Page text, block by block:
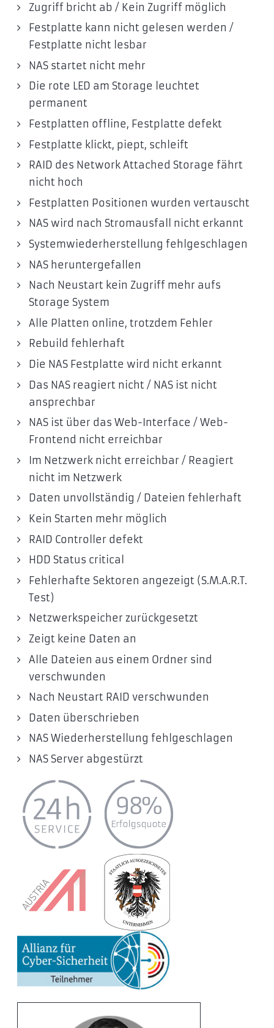
Zugriff bricht ab / Kein Zugriff möglich
Festplatte kann nicht gelesen werden /
Festplatte nicht lesbar
NAS startet nicht mehr
Die rote LED am Storage leuchtet
permanent
Festplatten offline, Festplatte defekt
Festplatte klickt, piept, schleift
RAID des Network Attached Storage fährt
nicht hoch
Festplatten Positionen wurden vertauscht
NAS wird nach Stromausfall nicht erkannt
Systemwiederherstellung fehlgeschlagen
NAS heruntergefallen
Nach Neustart kein Zugriff mehr aufs
Storage System
Alle Platten online, trotzdem Fehler
Rebuild fehlerhaft
Die NAS Festplatte wird nicht erkannt
Das NAS reagiert nicht / NAS ist nicht
ansprechbar
NAS ist über das Web-Interface / Web-
Frontend nicht erreichbar
Im Netzwerk nicht erreichbar / Reagiert
nicht im Netzwerk
Daten unvollständig / Dateien fehlerhaft
Kein Starten mehr möglich
RAID Controller defekt
HDD Status critical
Fehlerhafte Sektoren angezeigt (S.M.A.R.T.
Test)
Netzwerkspeicher zurückgesetzt
Zeigt keine Daten an
Alle Dateien aus einem Ordner sind
verschwunden
Nach Neustart RAID verschwunden
Daten überschrieben
NAS Wiederherstellung fehlgeschlagen
NAS Server abgestürzt